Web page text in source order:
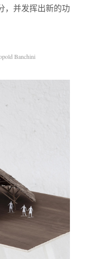
，并发挥出新的功
Banchini